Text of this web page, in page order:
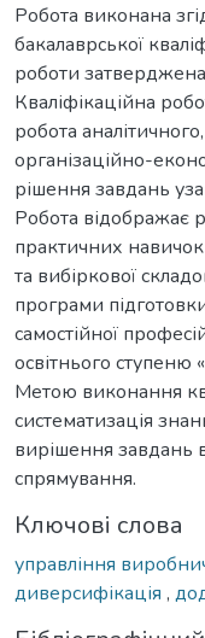
Робота виконана
бакалаврської
роботи
Кваліфікаційна
робота
організаційно-
рішення завдань
Робота відображає
практичних
та вибіркової
програми
самостійної
освітнього ступеню
Метою виконання
систематизація
вирішення завдань
спрямування.
Ключові слова
управління
диверсифікація ,